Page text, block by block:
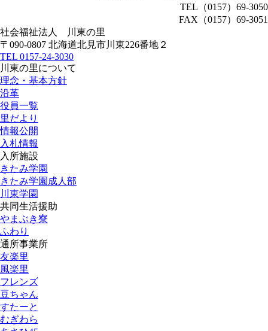
TEL（0157）69-3050
FAX（0157）69-3051
社会福祉法人
川東の里
〒090-0807 北海道北見市川東226番地２
TEL 0157-24-3030
川東の里について
理念・基本方針
沿革
役員一覧
里だより
情報公開
入札情報
入所施設
きたみ学園
きたみ学園成人部
川東学園
共同生活援助
やまぶき寮
ふわり
通所事業所
友楽里
風楽里
フレンズ
豆ちゃん
すたーと
むぎわら